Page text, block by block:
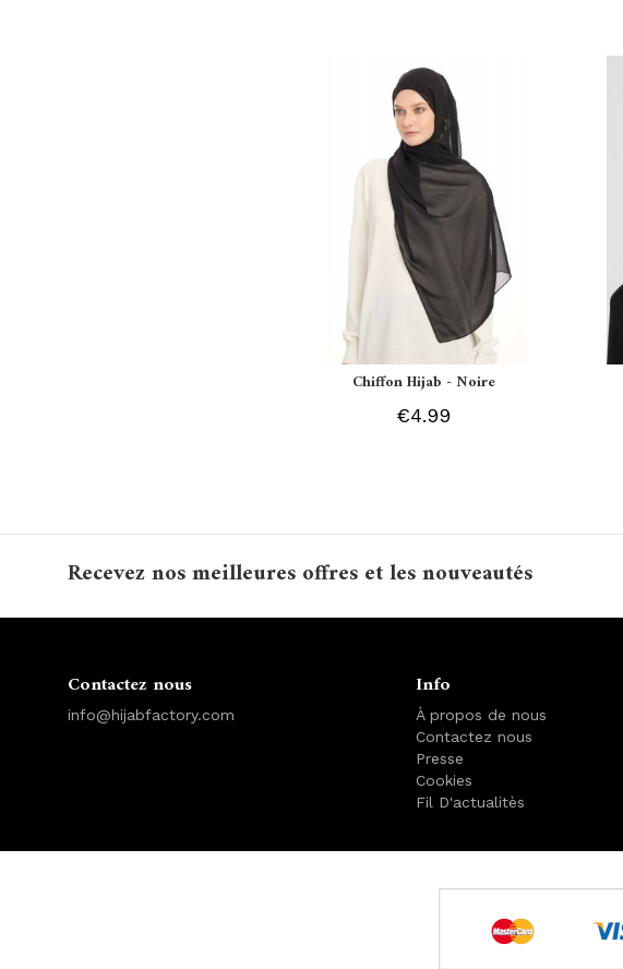
Chiffon Hijab - Noire
€4.99
Recevez nos meilleures offres et les nouveautés
Contactez nous
info@hijabfactory.com
Info
À propos de nous
Contactez nous
Presse
Cookies
Fil D'actualitès